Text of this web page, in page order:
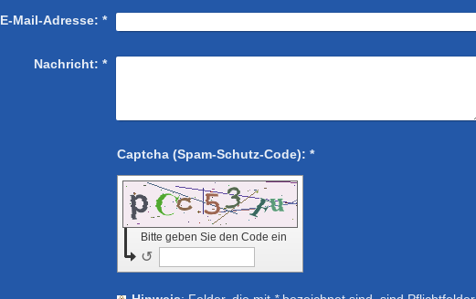
E-Mail-Adresse: *
Nachricht: *
Captcha (Spam-Schutz-Code): *
Bitte geben Sie den Code ein
↺